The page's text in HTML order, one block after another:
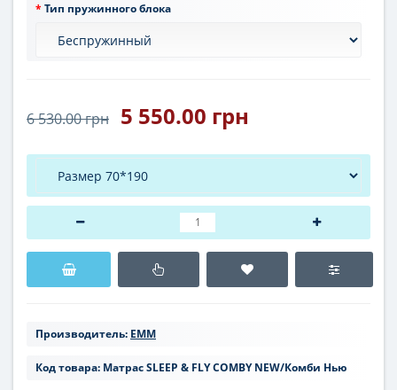
Тип пружинного блока
6 530.00 грн 5 550.00 грн
Производитель: ЕММ
Код товара: Матрас SLEEP & FLY COMBY NEW/Комби Нью